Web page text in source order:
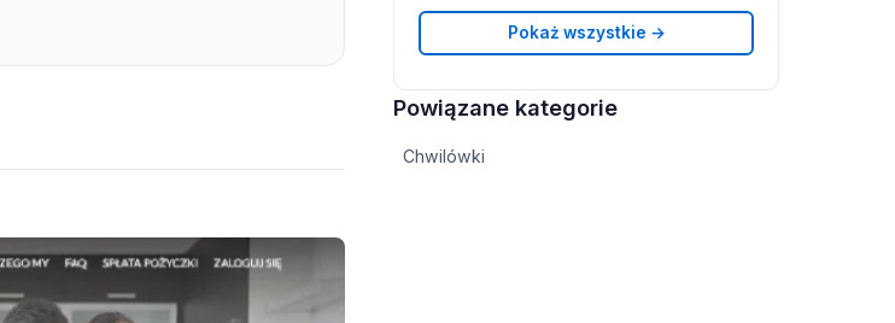
Pokaż wszystkie →
Powiązane kategorie
Chwilówki